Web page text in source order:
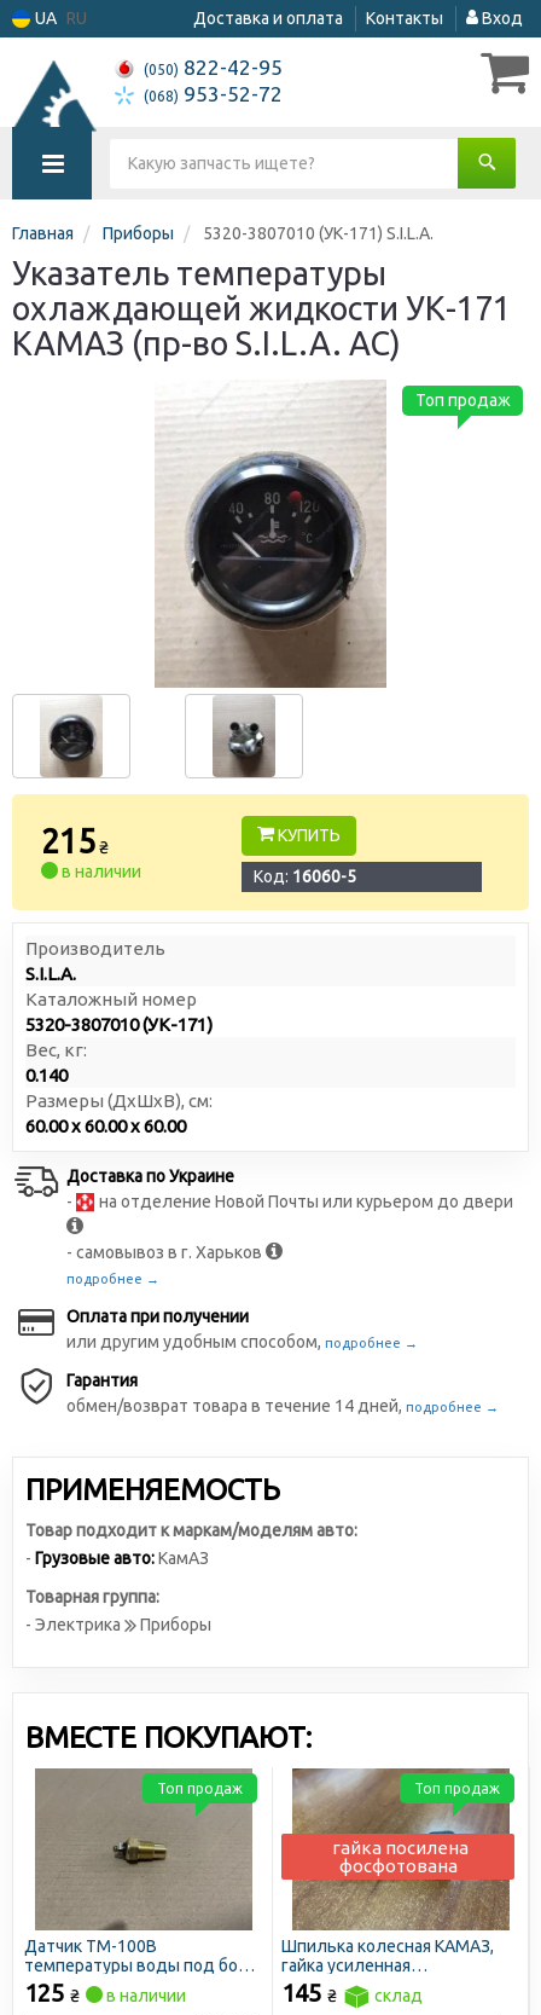
UA RU Доставка и оплата Контакты Вход
(050) 822-42-95
(068) 953-52-72
Главная Приборы 5320-3807010 (УК-171) S.I.L.A.
Указатель температуры
охлаждающей жидкости УК-171
КАМАЗ (пр-во S.I.L.A. AC)
Топ продаж
215₴
в наличии
КУПИТЬ
Код: 16060-5
Производитель
S.I.L.A.
Каталожный номер
5320-3807010 (УК-171)
Вес, кг:
0.140
Размеры (ДxШxВ), см:
60.00 x 60.00 x 60.00
Доставка по Украине
-
на отделение Новой Почты или курьером до двери
- самовывоз в г. Харьков
подробнее →
Оплата при получении
или другим удобным способом, подробнее →
Гарантия
обмен/возврат товара в течение 14 дней, подробнее →
ПРИМЕНЯЕМОСТЬ
Товар подходит к маркам/моделям авто:
- Грузовые авто:КамАЗ
Товарная группа:
- Электрика
Приборы
ВМЕСТЕ ПОКУПАЮТ:
Датчик ТМ-100В
температуры воды под болт
ГАЗ, МТЗ (пр-во S.I.L.A.)
125 ₴ в наличии
Топ продаж
Шпилька колесная КАМАЗ,
гайка усиленная
фосфотированная (H=20 мм)
(DETALKA)
145 ₴ склад
Топ продаж
гайка посилена
фосфотована